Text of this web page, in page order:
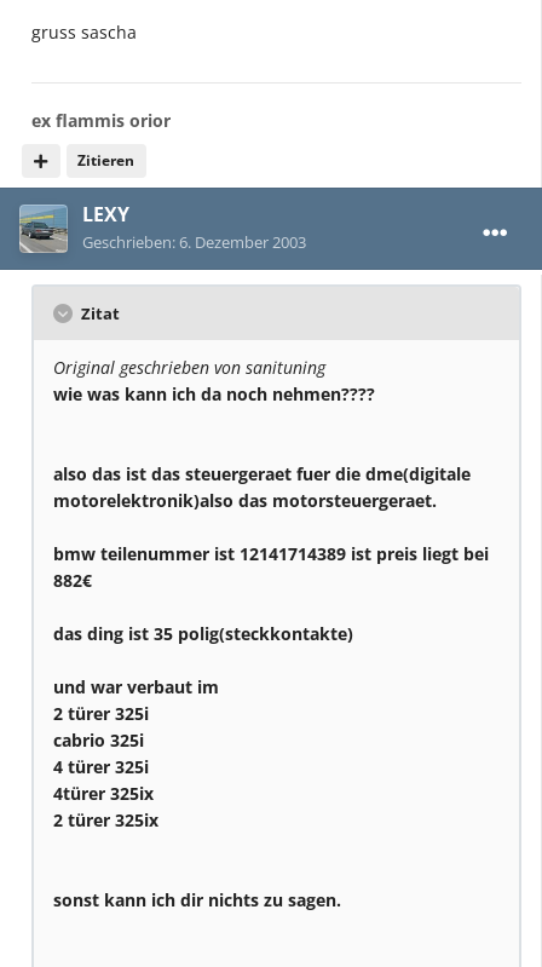
gruss sascha
Zitieren
ex flammis orior
LEXY
Geschrieben:6. Dezember 2003
Zitat
Original geschrieben von sanituning
wie was kann ich da noch nehmen????
also das ist das steuergeraet fuer die dme(digitale
motorelektronik)also das motorsteuergeraet.
bmw teilenummer ist 12141714389 ist preis liegt bei
882€
das ding ist 35 polig(steckkontakte)
und war verbaut im
2 türer 325i
cabrio 325i
4 türer 325i
4türer 325ix
2 türer 325ix
sonst kann ich dir nichts zu sagen.